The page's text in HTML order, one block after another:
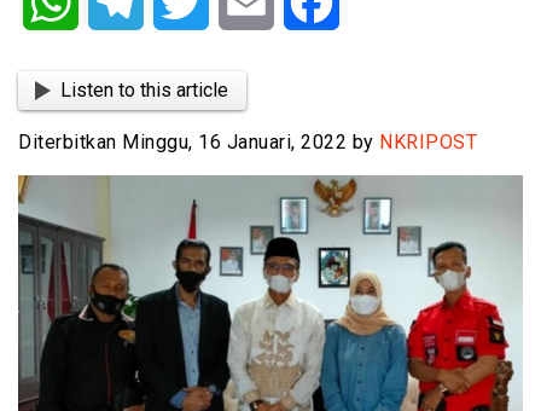
Listen to this article
Diterbitkan Minggu, 16 Januari, 2022 by NKRIPOST